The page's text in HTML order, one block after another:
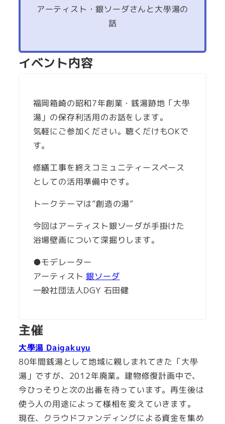
アーティスト・銀ソーダさんと大學湯の
話
イベント内容
福岡箱崎の昭和7年創業・銭湯跡地「大學
湯」の保存利活用のお話をします。
気軽にご参加ください。聴くだけもOKで
す。
修繕工事を終えコミュニティースペース
としての活用準備中です。
トークテーマは”創造の湯”
今回はアーティスト銀ソーダが手掛けた
浴場壁画について深掘りします。
●モデレーター
アーティスト銀ソーダ
一般社団法人DGY 石田健
主催
大學湯 Daigakuyu
80年間銭湯として地域に親しまれてきた「大學
湯」ですが、2012年廃業。建物修復計画中で、
今ひっそりと次の出番を待っています。再生後は
使う人の用途によって様相を変えていきます。
現在、クラウドファンディングによる資金を集め